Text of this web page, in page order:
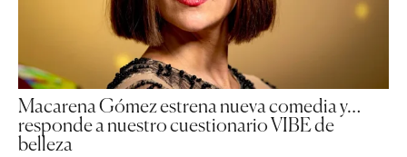
Macarena Gómez estrena nueva comedia y…
responde a nuestro cuestionario VIBE de
belleza